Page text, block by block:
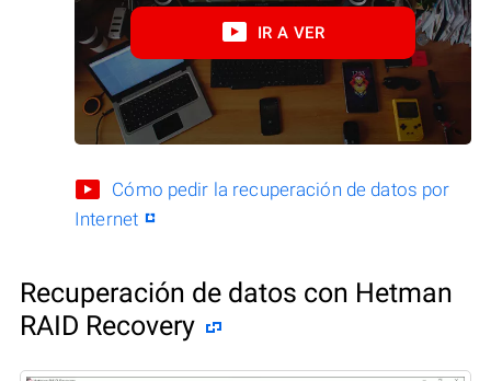
IR A VER
Cómo pedir la recuperación de datos por
Internet
Recuperación de datos con Hetman
RAID Recovery